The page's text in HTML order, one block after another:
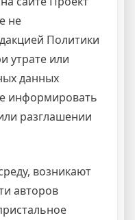
не
Политики
утрате или
данных
информировать
разглашении
возникают
авторов